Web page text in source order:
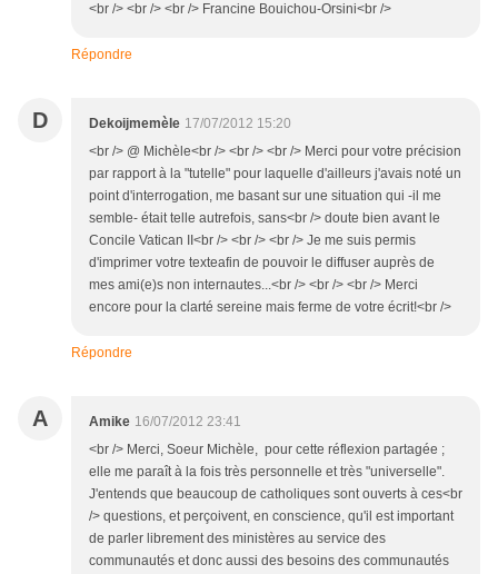
<br /> <br /> <br /> Francine Bouichou-Orsini<br />
Répondre
D Dekoijmemèle 17/07/2012 15:20
<br /> @ Michèle<br /> <br /> <br /> Merci pour votre précision
par rapport à la "tutelle" pour laquelle d'ailleurs j'avais noté un
point d'interrogation, me basant sur une situation qui -il me
semble- était telle autrefois, sans<br /> doute bien avant le
Concile Vatican II<br /> <br /> <br /> Je me suis permis
d'imprimer votre texteafin de pouvoir le diffuser auprès de
mes ami(e)s non internautes...<br /> <br /> <br /> Merci
encore pour la clarté sereine mais ferme de votre écrit!<br />
Répondre
A Amike 16/07/2012 23:41
<br /> Merci, Soeur Michèle, pour cette réflexion partagée ;
elle me paraît à la fois très personnelle et très "universelle".
J'entends que beaucoup de catholiques sont ouverts à ces<br
/> questions, et perçoivent, en conscience, qu'il est important
de parler librement des ministères au service des
communautés et donc aussi des besoins des communautés